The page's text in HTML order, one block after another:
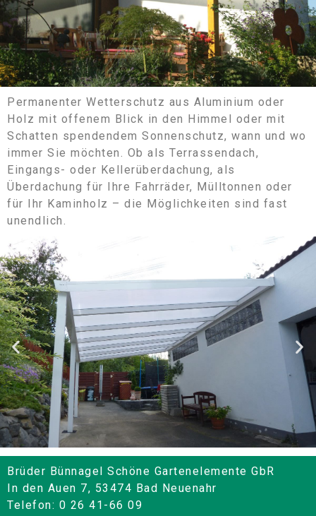
Überdachungen
Permanenter Wetterschutz aus Aluminium oder
Holz mit offenem Blick in den Himmel oder mit
Schatten spendendem Sonnenschutz, wann und wo
immer Sie möchten. Ob als Terrassendach,
Eingangs- oder Kellerüberdachung, als
Überdachung für Ihre Fahrräder, Mülltonnen oder
für Ihr Kaminholz – die Möglichkeiten sind fast
unendlich.
Brüder Bünnagel Schöne Gartenelemente GbR
In den Auen 7, 53474 Bad Neuenahr
Telefon: 0 26 41-66 09